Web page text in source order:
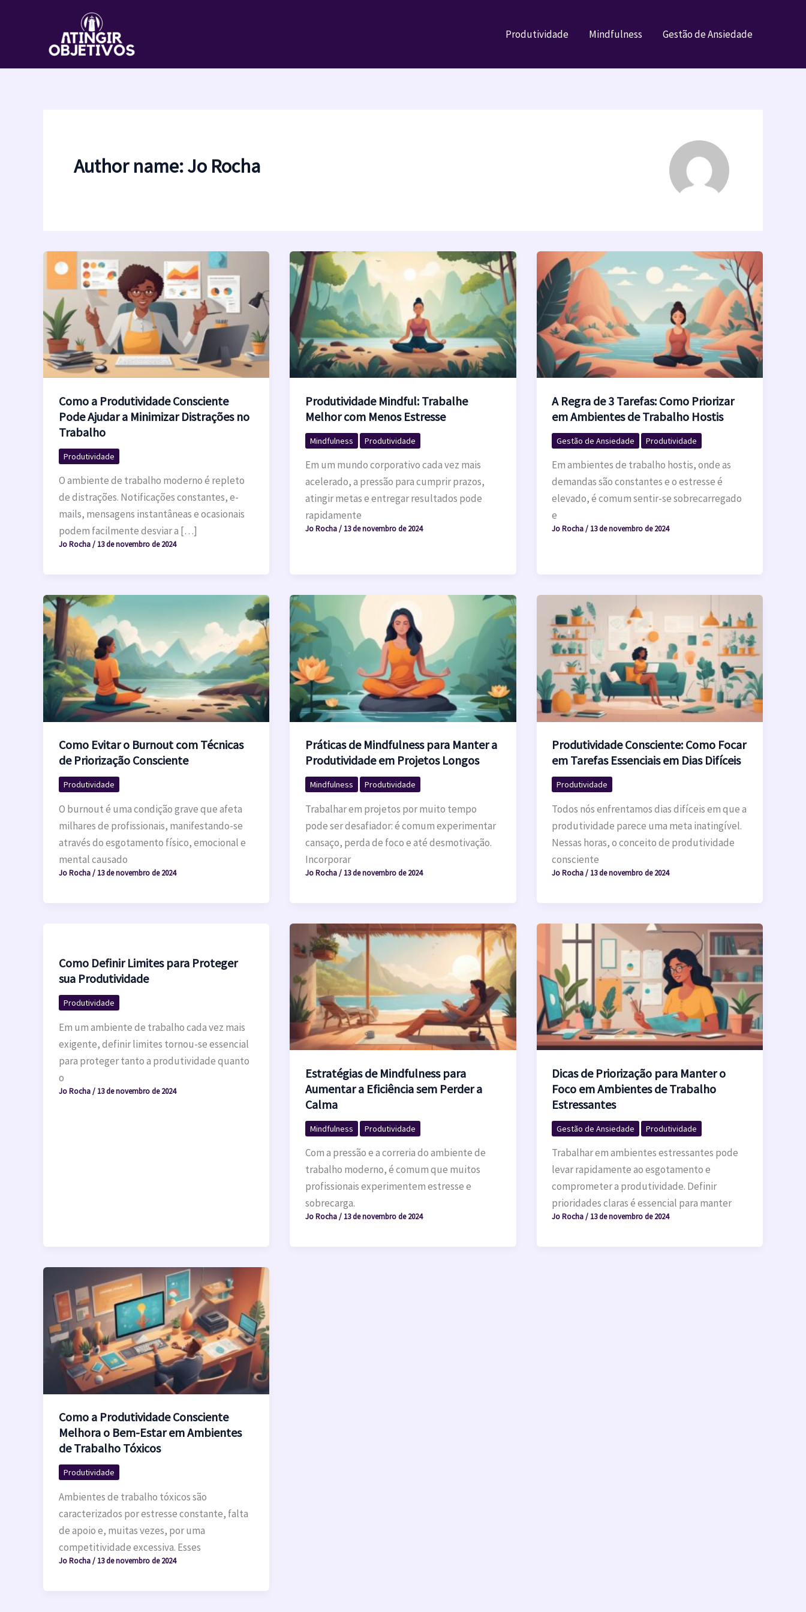
Produtividade Mindfulness Gestão de Ansiedade
Author name: Jo Rocha
Como a Produtividade Consciente
Pode Ajudar a Minimizar Distrações no
Trabalho
Produtividade
O ambiente de trabalho moderno é repleto
de distrações. Notificações constantes, e-
mails, mensagens instantâneas e ocasionais
podem facilmente desviar a […]
Jo Rocha/ 13 de novembro de 2024
Produtividade Mindful: Trabalhe
Melhor com Menos Estresse
Mindfulness Produtividade
Em um mundo corporativo cada vez mais
acelerado, a pressão para cumprir prazos,
atingir metas e entregar resultados pode
rapidamente
Jo Rocha/ 13 de novembro de 2024
A Regra de 3 Tarefas: Como Priorizar
em Ambientes de Trabalho Hostis
Gestão de Ansiedade Produtividade
Em ambientes de trabalho hostis, onde as
demandas são constantes e o estresse é
elevado, é comum sentir-se sobrecarregado
e
Jo Rocha/ 13 de novembro de 2024
Como Evitar o Burnout com Técnicas
de Priorização Consciente
Produtividade
O burnout é uma condição grave que afeta
milhares de profissionais, manifestando-se
através do esgotamento físico, emocional e
mental causado
Jo Rocha/ 13 de novembro de 2024
Práticas de Mindfulness para Manter a
Produtividade em Projetos Longos
Mindfulness Produtividade
Trabalhar em projetos por muito tempo
pode ser desafiador: é comum experimentar
cansaço, perda de foco e até desmotivação.
Incorporar
Jo Rocha/ 13 de novembro de 2024
Produtividade Consciente: Como Focar
em Tarefas Essenciais em Dias Difíceis
Produtividade
Todos nós enfrentamos dias difíceis em que a
produtividade parece uma meta inatingível.
Nessas horas, o conceito de produtividade
consciente
Jo Rocha/ 13 de novembro de 2024
Como Definir Limites para Proteger
sua Produtividade
Produtividade
Em um ambiente de trabalho cada vez mais
exigente, definir limites tornou-se essencial
para proteger tanto a produtividade quanto
o
Jo Rocha/ 13 de novembro de 2024
Estratégias de Mindfulness para
Aumentar a Eficiência sem Perder a
Calma
Mindfulness Produtividade
Com a pressão e a correria do ambiente de
trabalho moderno, é comum que muitos
profissionais experimentem estresse e
sobrecarga.
Jo Rocha/ 13 de novembro de 2024
Dicas de Priorização para Manter o
Foco em Ambientes de Trabalho
Estressantes
Gestão de Ansiedade Produtividade
Trabalhar em ambientes estressantes pode
levar rapidamente ao esgotamento e
comprometer a produtividade. Definir
prioridades claras é essencial para manter
Jo Rocha/ 13 de novembro de 2024
Como a Produtividade Consciente
Melhora o Bem-Estar em Ambientes
de Trabalho Tóxicos
Produtividade
Ambientes de trabalho tóxicos são
caracterizados por estresse constante, falta
de apoio e, muitas vezes, por uma
competitividade excessiva. Esses
Jo Rocha/ 13 de novembro de 2024